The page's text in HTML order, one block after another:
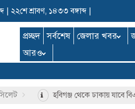
২২শে শ্রাবণ, ১৪৩৩ বঙ্গাব্দ
প্রচ্ছদ সর্বশেষ জেলার খবর
আরও
হবিগঞ্জ থেকে ঢাকায় যাবে